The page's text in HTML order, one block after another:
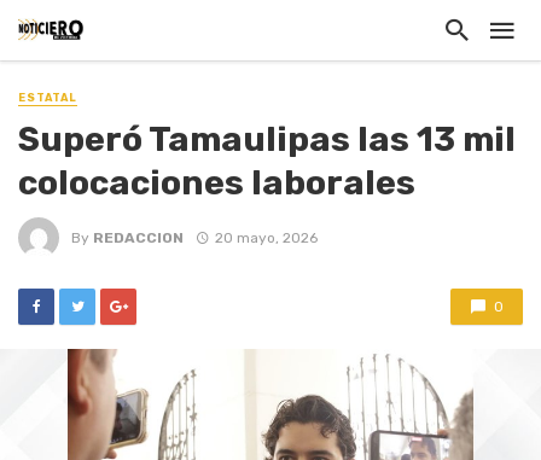
ESTATAL
Superó Tamaulipas las 13 mil
colocaciones laborales
By REDACCION 20 mayo, 2026
0